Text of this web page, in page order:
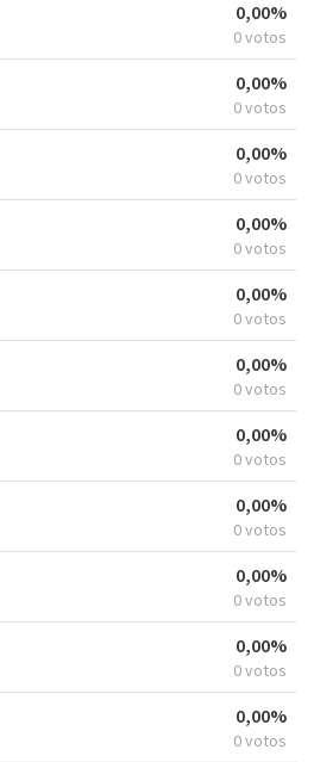
0,00%
0 votos
0,00%
0 votos
0,00%
0 votos
0,00%
0 votos
0,00%
0 votos
0,00%
0 votos
0,00%
0 votos
0,00%
0 votos
0,00%
0 votos
0,00%
0 votos
0,00%
0 votos